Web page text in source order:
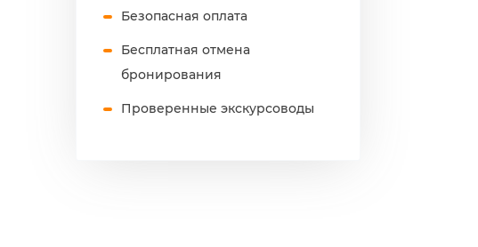
Безопасная оплата
Бесплатная отмена
бронирования
Проверенные экскурсоводы